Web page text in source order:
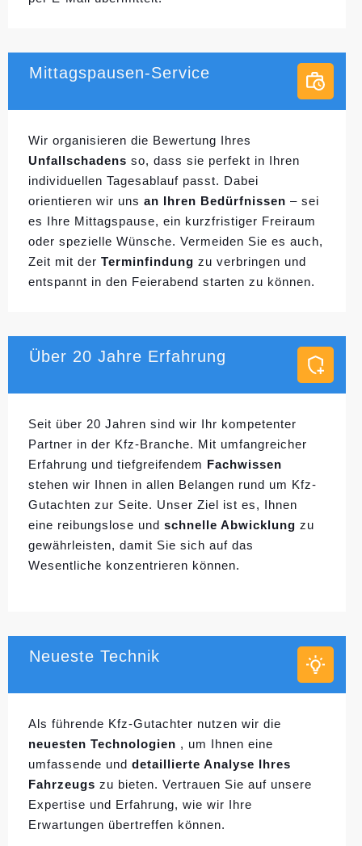
Mittagspausen-Service
Wir organisieren die Bewertung Ihres
Unfallschadens so, dass sie perfekt in Ihren
individuellen Tagesablauf passt. Dabei
orientieren wir uns an Ihren Bedürfnissen – sei
es Ihre Mittagspause, ein kurzfristiger Freiraum
oder spezielle Wünsche. Vermeiden Sie es auch,
Zeit mit der Terminfindung zu verbringen und
entspannt in den Feierabend starten zu können.
Über 20 Jahre Erfahrung
Seit über 20 Jahren sind wir Ihr kompetenter
Partner in der Kfz-Branche. Mit umfangreicher
Erfahrung und tiefgreifendem Fachwissen
stehen wir Ihnen in allen Belangen rund um Kfz-
Gutachten zur Seite. Unser Ziel ist es, Ihnen
eine reibungslose und schnelle Abwicklung zu
gewährleisten, damit Sie sich auf das
Wesentliche konzentrieren können.
Neueste Technik
Als führende Kfz-Gutachter nutzen wir die
neuesten Technologien , um Ihnen eine
umfassende und detaillierte Analyse Ihres
Fahrzeugs zu bieten. Vertrauen Sie auf unsere
Expertise und Erfahrung, wie wir Ihre
Erwartungen übertreffen können.